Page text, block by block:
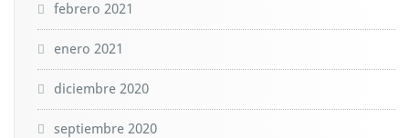
febrero 2021
enero 2021
diciembre 2020
septiembre 2020